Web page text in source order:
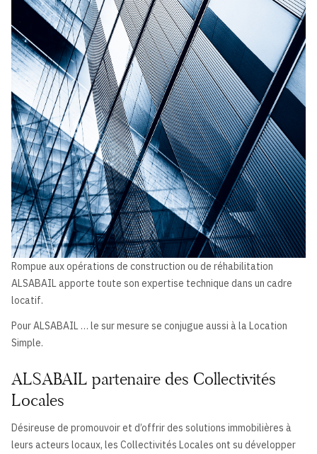
Rompue aux opérations de construction ou de réhabilitation
ALSABAIL apporte toute son expertise technique dans un cadre
locatif.
Pour ALSABAIL … le sur mesure se conjugue aussi à la Location
Simple.
ALSABAIL partenaire des Collectivités
Locales
Désireuse de promouvoir et d’offrir des solutions immobilières à
leurs acteurs locaux, les Collectivités Locales ont su développer